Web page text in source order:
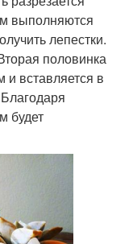
выполняются
лепестки.
половинка
и вставляется в
будет